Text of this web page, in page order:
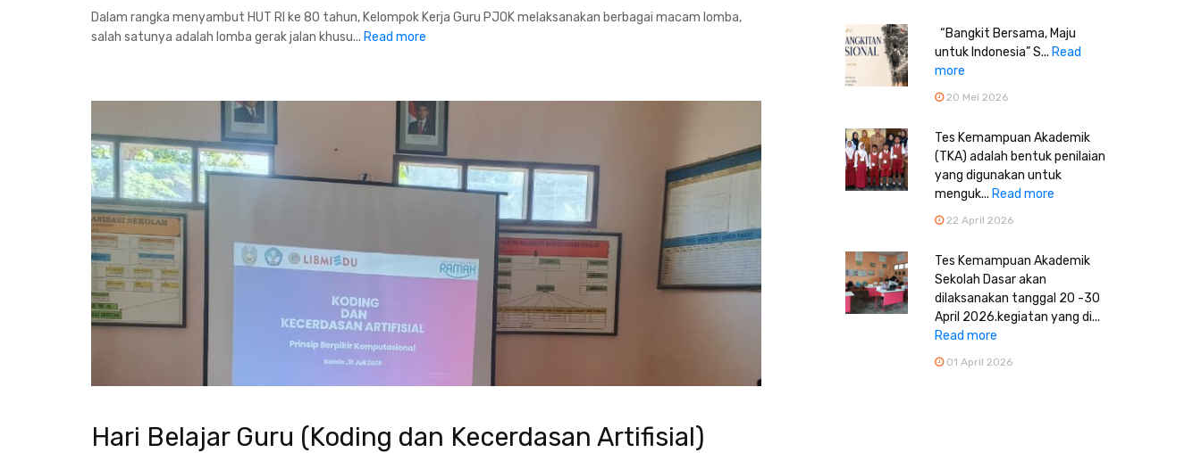
Dalam rangka menyambut HUT RI ke 80 tahun, Kelompok Kerja Guru PJOK melaksanakan berbagai macam lomba,
salah satunya adalah lomba gerak jalan khusu... Read more
Hari Belajar Guru (Koding dan Kecerdasan Artifisial)
“Bangkit Bersama, Maju
untuk Indonesia” S... Read
more
20 Mei 2026
Tes Kemampuan Akademik
(TKA) adalah bentuk penilaian
yang digunakan untuk
menguk... Read more
22 April 2026
Tes Kemampuan Akademik
Sekolah Dasar akan
dilaksanakan tanggal 20 -30
April 2026.kegiatan yang di...
Read more
01 April 2026